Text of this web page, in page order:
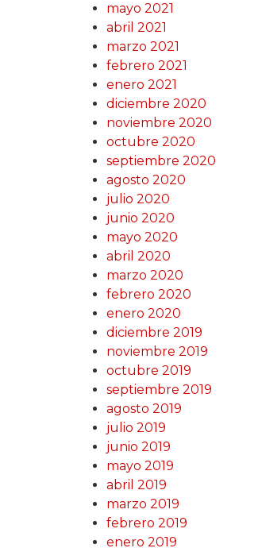
mayo 2021
abril 2021
marzo 2021
febrero 2021
enero 2021
diciembre 2020
noviembre 2020
octubre 2020
septiembre 2020
agosto 2020
julio 2020
junio 2020
mayo 2020
abril 2020
marzo 2020
febrero 2020
enero 2020
diciembre 2019
noviembre 2019
octubre 2019
septiembre 2019
agosto 2019
julio 2019
junio 2019
mayo 2019
abril 2019
marzo 2019
febrero 2019
enero 2019